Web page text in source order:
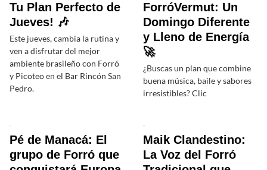
Tu Plan Perfecto de
Jueves! 🎶
Este jueves, cambia la rutina y
ven a disfrutar del mejor
ambiente brasileño con Forró
y Picoteo en el Bar Rincón San
Pedro.
ForróVermut: Un
Domingo Diferente
y Lleno de Energía
🚀
¿Buscas un plan que combine
buena música, baile y sabores
irresistibles? Clic
Pé de Manacá: El
grupo de Forró que
Maik Clandestino:
La Voz del Forró